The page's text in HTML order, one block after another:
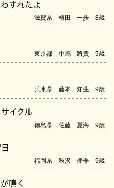
すれたよ
滋賀県 植田 一歩 8歳
東京都 中嶋 將貴 9歳
兵庫県 藤本 知生 9歳
イクル
徳島県 佐藤 夏海 9歳
福岡県 秋沢 優季 9歳
鳴く